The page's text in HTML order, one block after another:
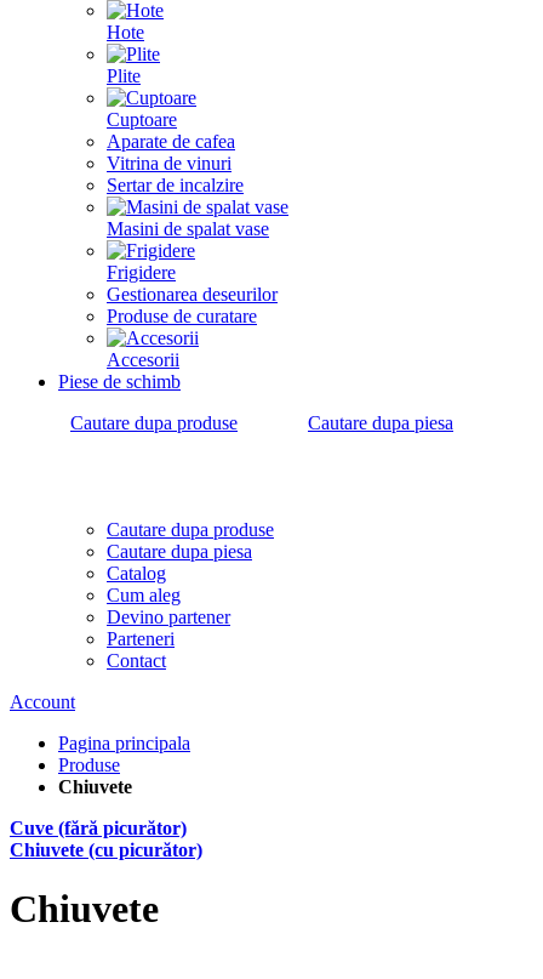
Hote
Plite
Cuptoare
Aparate de cafea
Vitrina de vinuri
Sertar de incalzire
Masini de spalat vase
Frigidere
Gestionarea deseurilor
Produse de curatare
Accesorii
Piese de schimb
Cautare dupa produse
Cautare dupa piesa
Cautare dupa produse
Cautare dupa piesa
Catalog
Cum aleg
Devino partener
Parteneri
Contact
Account
Pagina principala
Produse
Chiuvete
Cuve (fără picurător)
Chiuvete (cu picurător)
Chiuvete